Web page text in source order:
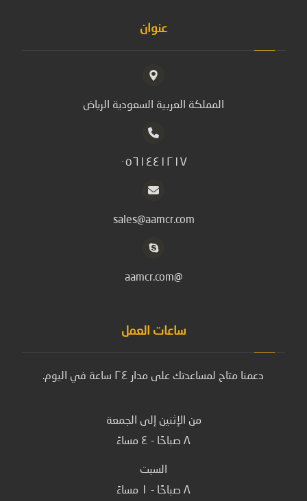
عنوان
المملكة العربية السعودية الرياض
٠٥٦١٤٤١٢١٧
sales@aamcr.com
@aamcr.com
ساعات العمل
دعمنا متاح لمساعدتك على مدار ٢٤ ساعة في اليوم.
من الإثنين إلى الجمعة
٨ صباحًا - ٤ مساءً
السبت
٨ صباحًا - ١ مساءً